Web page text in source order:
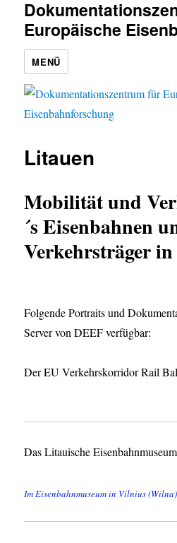
Europäische
MENÜ
Litauen
Mobilität und
´s Eisenbahnen
Verkehrsträger
Folgende Portraits und
Server von DEEF verfügbar:
Der EU Verkehrskorridor Rail
Das Litauische
Im Eisenbahnmuseum in Vilnius (Wilna)